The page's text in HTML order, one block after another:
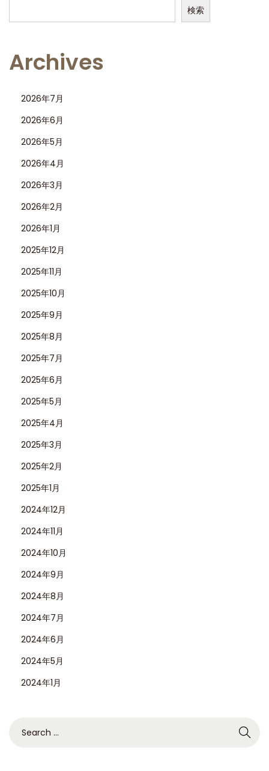
検索
Archives
2026年7月
2026年6月
2026年5月
2026年4月
2026年3月
2026年2月
2026年1月
2025年12月
2025年11月
2025年10月
2025年9月
2025年8月
2025年7月
2025年6月
2025年5月
2025年4月
2025年3月
2025年2月
2025年1月
2024年12月
2024年11月
2024年10月
2024年9月
2024年8月
2024年7月
2024年6月
2024年5月
2024年1月